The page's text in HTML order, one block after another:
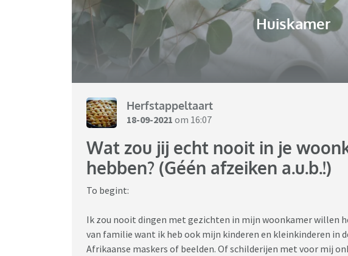
Huiskamer
Herfstappeltaart
18-09-2021 om 16:07
Wat zou jij echt nooit in je
hebben? (Géén afzeiken a.u.b.!)
To begint:
Ik zou nooit dingen met gezichten in mijn woonkamer willen
van familie want ik heb ook mijn kinderen en kleinkinderen in
Afrikaanse maskers of beelden. Of schilderijen met voor mij